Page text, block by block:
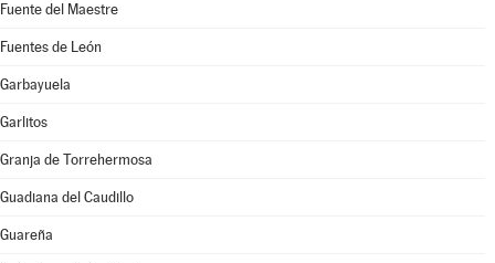
Fuente del Maestre
Fuentes de León
Garbayuela
Garlitos
Granja de Torrehermosa
Guadiana del Caudillo
Guareña